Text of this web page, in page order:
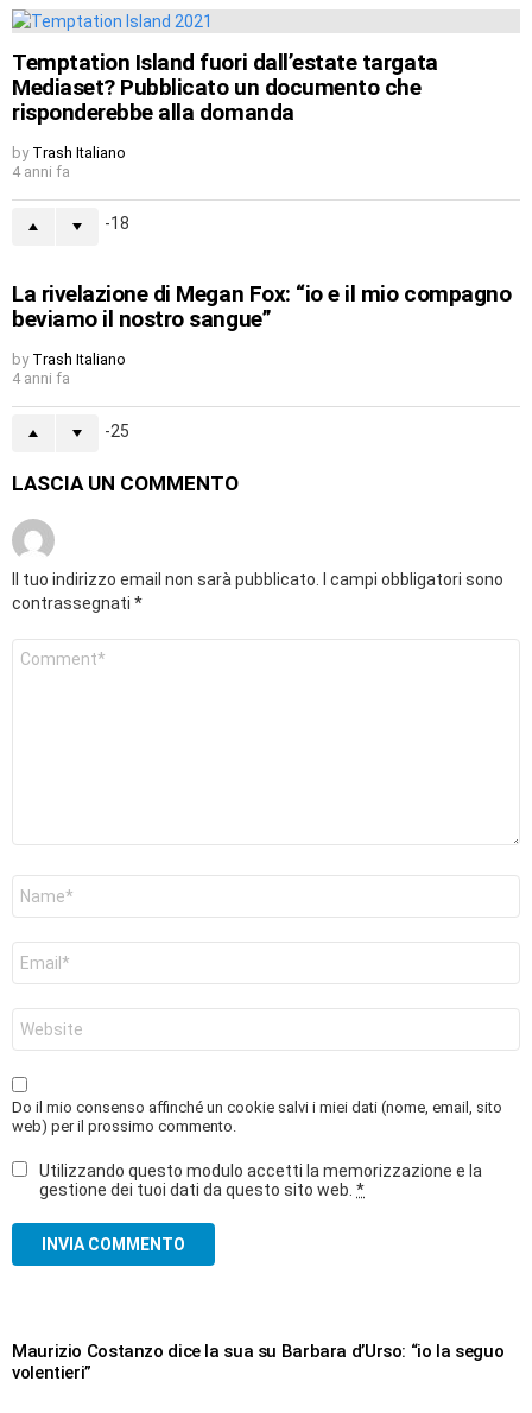
Temptation Island fuori dall’estate targata
Mediaset? Pubblicato un documento che
risponderebbe alla domanda
by Trash Italiano
4 anni fa
-18
La rivelazione di Megan Fox: “io e il mio compagno
beviamo il nostro sangue”
by Trash Italiano
4 anni fa
-25
LASCIA UN COMMENTO
Il tuo indirizzo email non sarà pubblicato.
I campi obbligatori sono
contrassegnati *
Commento
web
Do il mio consenso affinché un cookie salvi i miei dati (nome, email, sito
web) per il prossimo commento.
Utilizzando questo modulo accetti la memorizzazione e la
gestione dei tuoi dati da questo sito web. *
Maurizio Costanzo dice la sua su Barbara d’Urso: “io la seguo
volentieri”